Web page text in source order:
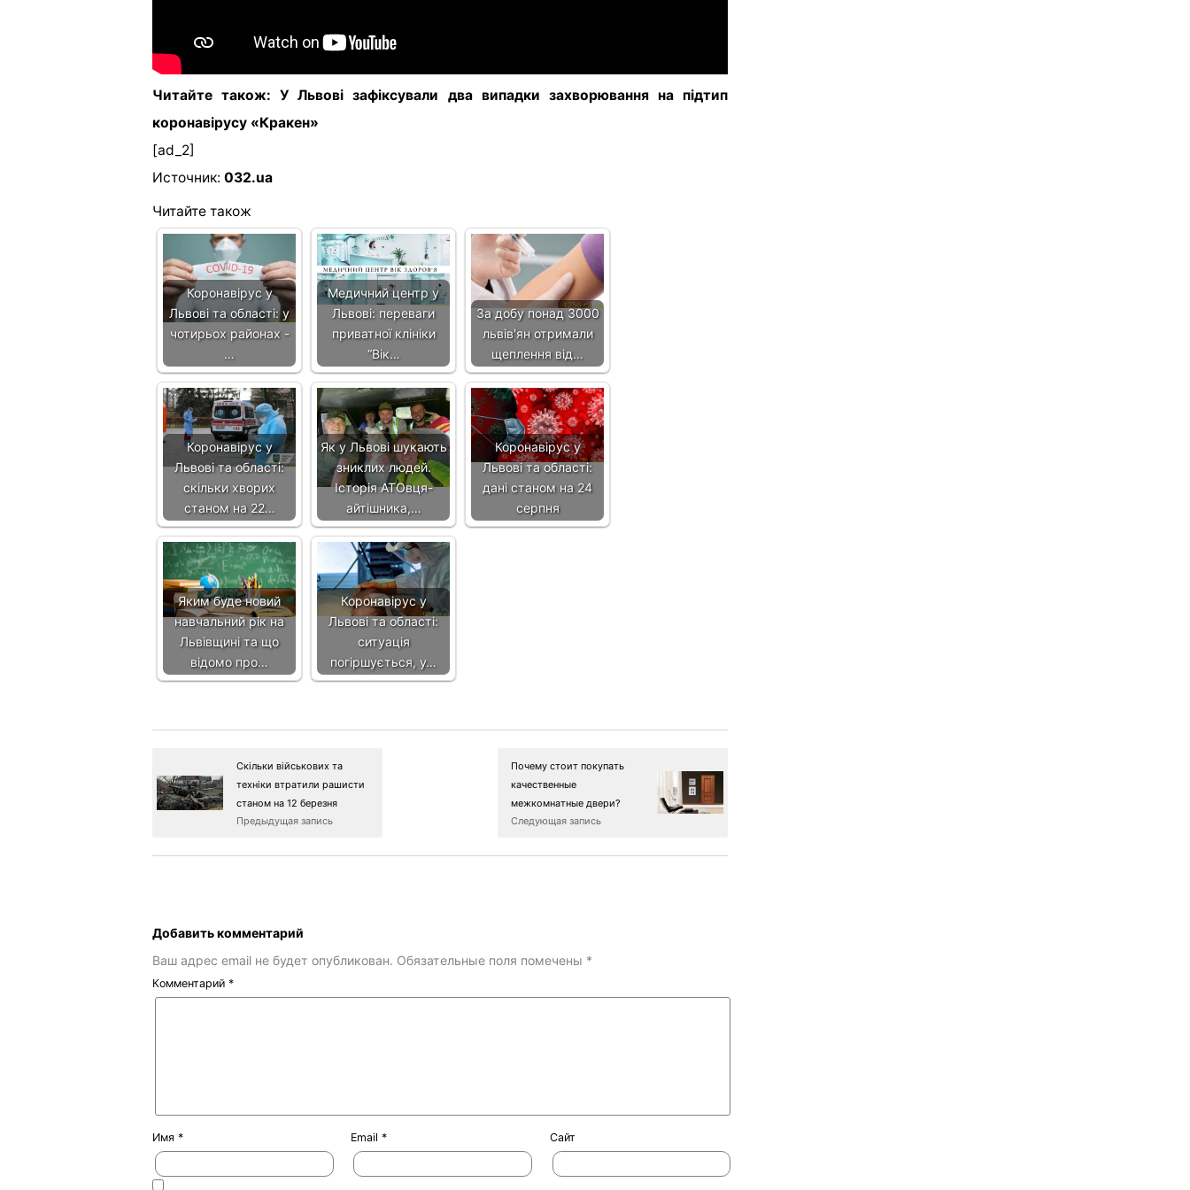
Читайте також: У Львові зафіксували два випадки захворювання на підтип
коронавірусу «Кракен»
[ad_2]
Источник: 032.ua
Читайте також
Коронавірус у
Львові та області: у
чотирьох районах -
…
Медичний центр у
Львові: переваги
приватної клініки
“Вік…
За добу понад 3000
львів'ян отримали
щеплення від…
Коронавірус у
Львові та області:
скільки хворих
станом на 22…
Як у Львові шукають
зниклих людей.
Історія АТОвця-
айтішника,…
Коронавірус у
Львові та області:
дані станом на 24
серпня
Яким буде новий
навчальний рік на
Львівщині та що
відомо про…
Коронавірус у
Львові та області:
ситуація
погіршується, у…
Скільки військових та
техніки втратили рашисти
станом на 12 березня
Предыдущая запись
Почему стоит покупать
качественные
межкомнатные двери?
Следующая запись
Добавить комментарий
Ваш адрес email не будет опубликован. Обязательные поля помечены *
Комментарий *
Имя * Email* Сайт